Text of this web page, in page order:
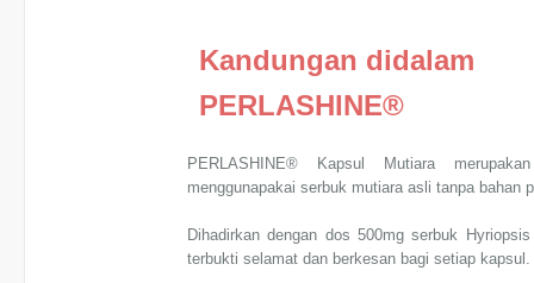
Kandungan didalam
PERLASHINE®
PERLASHINE® Kapsul Mutiara
menggunapakai serbuk mutiara asli tanpa bahan
Dihadirkan dengan dos 500mg serbuk
terbukti selamat dan berkesan bagi setiap kapsul.